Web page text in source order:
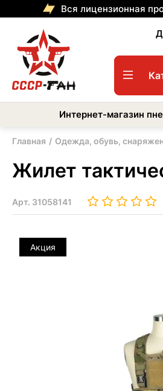
Вся лицензионная
Интернет-магазин
Главная Одежда, обувь,
Жилет
Арт. 31058141
Акция